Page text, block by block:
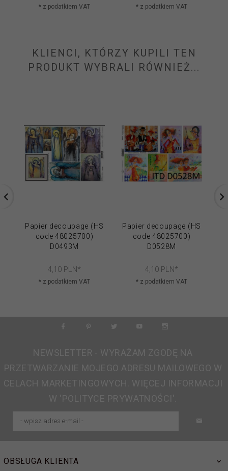
* z podatkiem VAT * z podatkiem VAT
KLIENCI, KTÓRZY KUPILI TEN
PRODUKT WYBRALI RÓWNIEŻ...
Papier decoupage (HS
code 48025700)
D0493M
4,10 PLN*
* z podatkiem VAT
Papier decoupage (HS
code 48025700)
D0528M
4,10 PLN*
* z podatkiem VAT
NEWSLETTER - WYRAŻAM ZGODĘ NA
PRZETWARZANIE MOJEGO ADRESU MAILOWEGO W
CELACH MARKETINGOWYCH. WIĘCEJ INFORMACJI
W 'POLITYCE PRYWATNOŚCI'.
OBSŁUGA KLIENTA